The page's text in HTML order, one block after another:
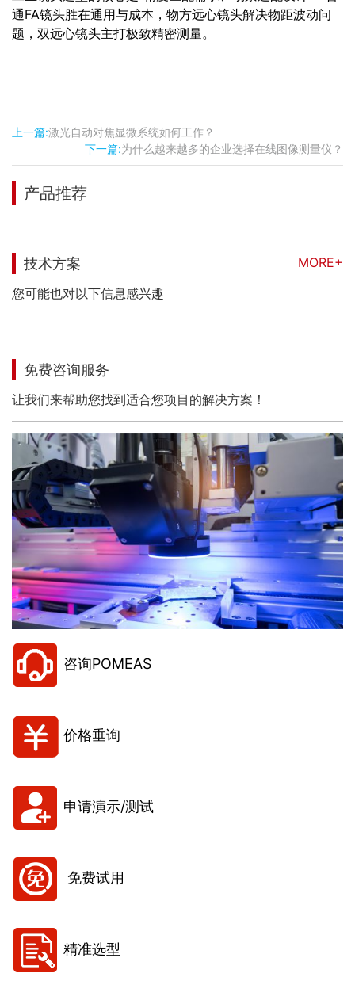
通FA镜头胜在通用与成本，物方远心镜头解决物距波动问
题，双远心镜头主打极致精密测量。
上一篇:激光自动对焦显微系统如何工作？
下一篇:为什么越来越多的企业选择在线图像测量仪？
产品推荐
技术方案
MORE+
您可能也对以下信息感兴趣
免费咨询服务
让我们来帮助您找到适合您项目的解决方案！
咨询POMEAS
价格垂询
申请演示/测试
免费试用
精准选型